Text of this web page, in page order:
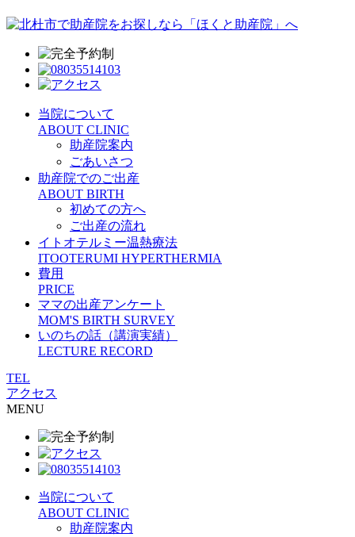
当院について
ABOUT CLINIC
助産院案内
ごあいさつ
助産院でのご出産
ABOUT BIRTH
初めての方へ
ご出産の流れ
イトオテルミー温熱療法
ITOOTERUMI HYPERTHERMIA
費用
PRICE
ママの出産アンケート
MOM'S BIRTH SURVEY
いのちの話（講演実績）
LECTURE RECORD
TEL
アクセス
MENU
当院について
ABOUT CLINIC
助産院案内